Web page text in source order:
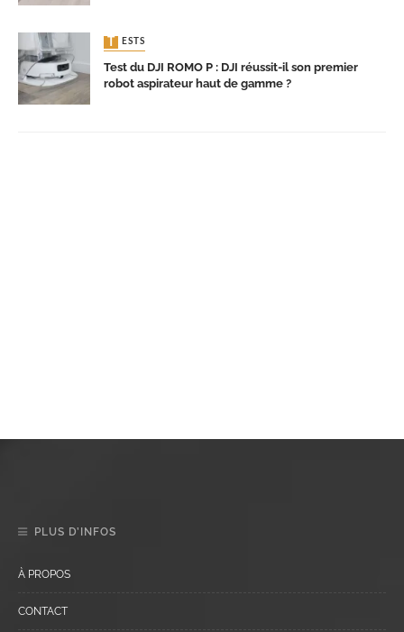
TESTS
Test du DJI ROMO P : DJI réussit-il son premier
robot aspirateur haut de gamme ?
PLUS D’INFOS
À PROPOS
CONTACT